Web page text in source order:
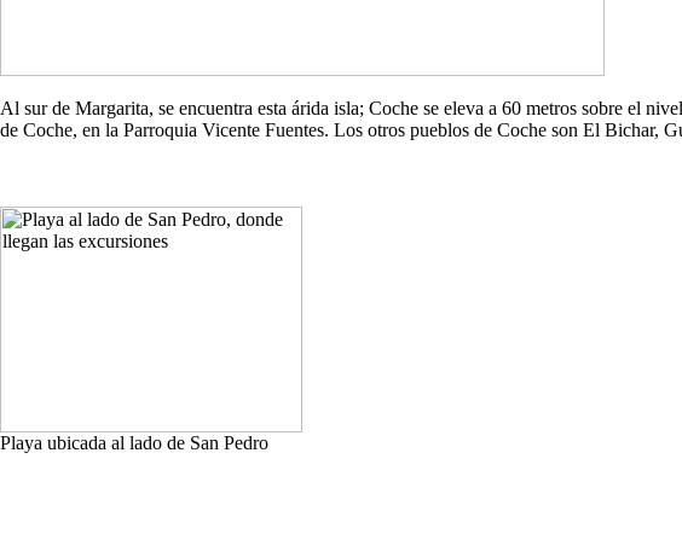
Al sur de Margarita, se encuentra esta árida isla; Coche se eleva a 60 metros sobre el
de Coche, en la Parroquia Vicente Fuentes. Los otros pueblos de Coche son El Bichar,
Playa ubicada al lado de San Pedro